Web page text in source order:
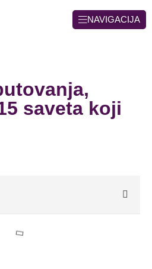
NAVIGACIJA
saveta koji